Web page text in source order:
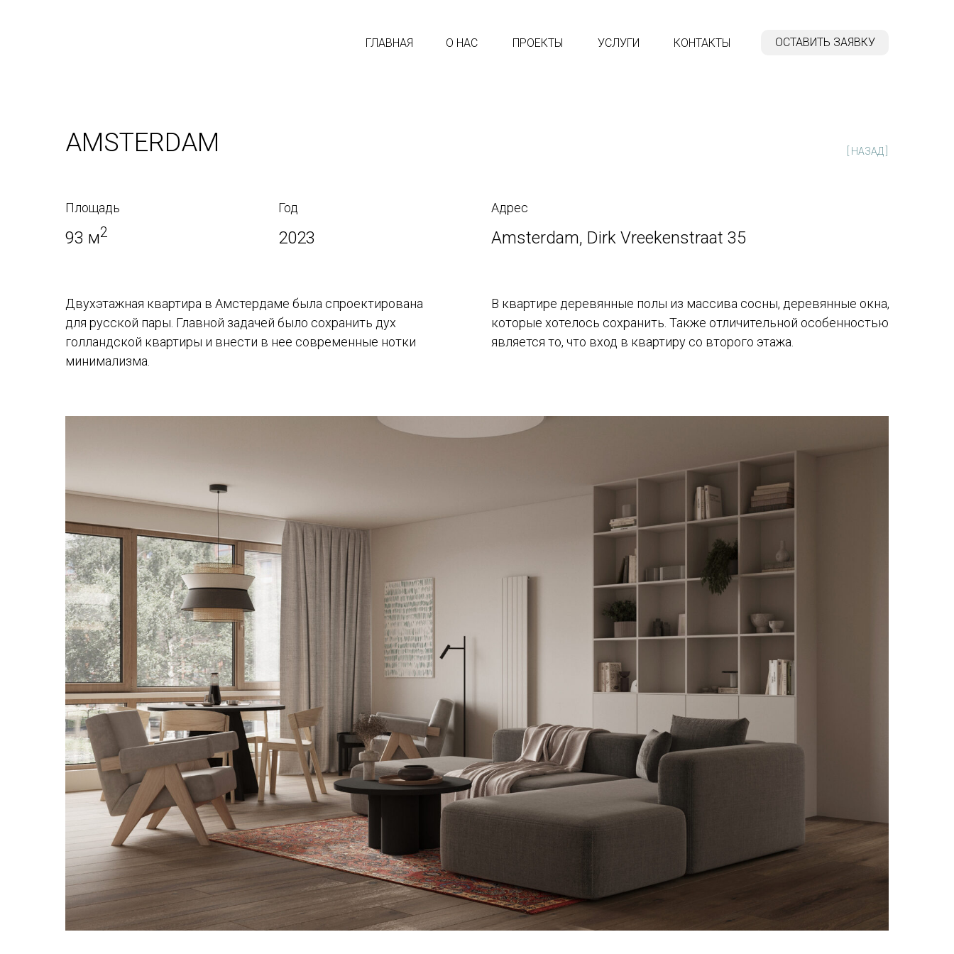
ОСТАВИТЬ ЗАЯВКУ
О НАС
ГЛАВНАЯ ПРОЕКТЫ УСЛУГИ КОНТАКТЫ
AMSTERDAM [ НАЗАД ]
Площадь Год Адрес
Двухэтажная квартира в Амстердаме была спроектирована
для русской пары. Главной задачей было сохранить дух
голландской квартиры и внести в нее современные нотки
минимализма.
В квартире деревянные полы из массива сосны, деревянные окна,
которые хотелось сохранить. Также отличительной особенностью
является то, что вход в квартиру со второго этажа.
93 м2 2023 Amsterdam, Dirk Vreekenstraat 35